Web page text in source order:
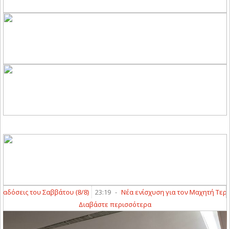
του Σαββάτου (8/8) 23:19 - Νέα ενίσχυση για τον Μαχητή
Διαβάστε περισσότερα